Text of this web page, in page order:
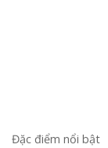
Đặc điểm nổi bật